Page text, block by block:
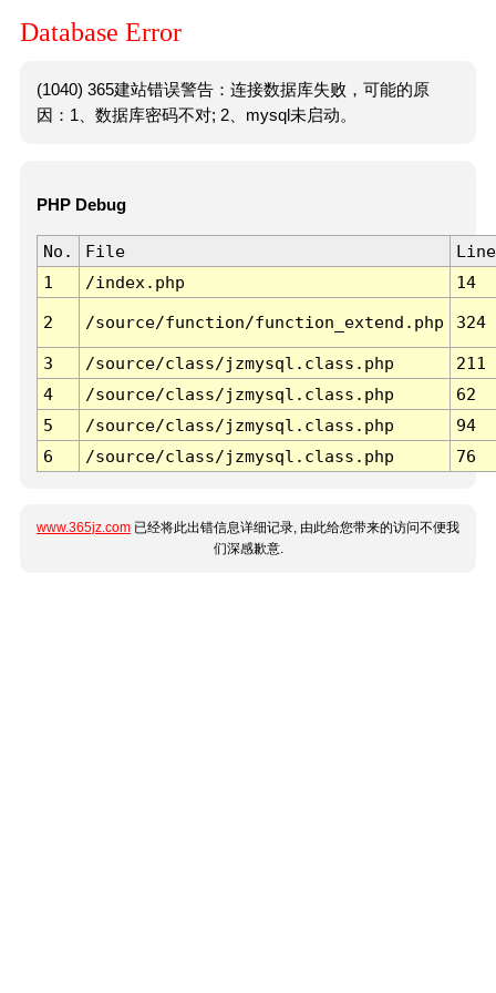
Database Error
(1040) 365建站错误警告：连接数据库失败，可能的原
因：1、数据库密码不对; 2、mysql未启动。
PHP Debug
No. File
Line
1
/index.php 14
2 /source/function/function_extend.php 324
3 /source/class/jzmysql.class.php
211
4
/source/class/jzmysql.class.php
62
5
/source/class/jzmysql.class.php
94
6
/source/class/jzmysql.class.php 76
www.365jz.com 已经将此出错信息详细记录, 由此给您带来的访问不便我
们深感歉意.